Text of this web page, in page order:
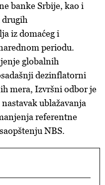
banke Srbije, kao i
iz domaćeg i
periodu.
globalnih
dezinflatorni
mera, Izvršni odbor je
ublažavanja
referentne
NBS.